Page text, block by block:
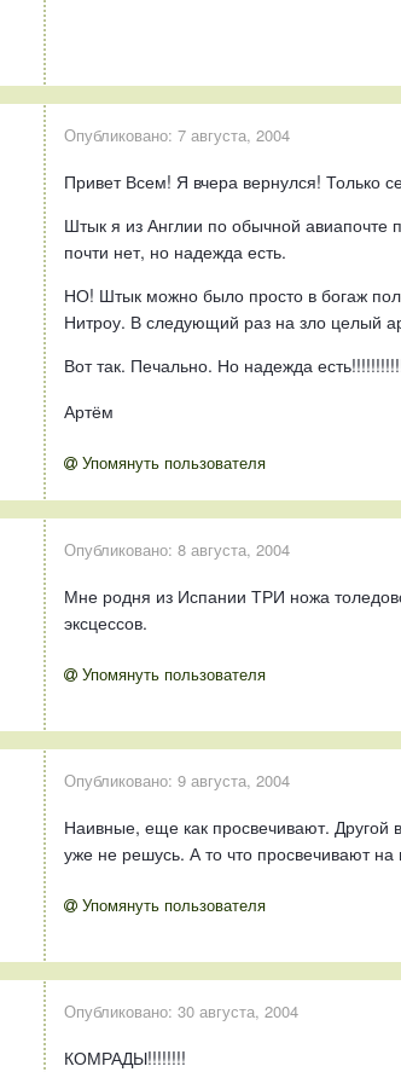
Опубликовано: 7 августа, 2004
Привет Всем! Я вчера вернулся! Только
Штык я из Англии по обычной авиапочте
почти нет, но надежда есть.
НО! Штык можно было просто в богаж
Нитроу. В следующий раз на зло целый
Вот так. Печально. Но надежда
Артём
Упомянуть пользователя
Опубликовано: 8 августа, 2004
Мне родня из Испании ТРИ ножа
эксцессов.
Упомянуть пользователя
Опубликовано: 9 августа, 2004
Наивные, еще как просвечивают. Другой
уже не решусь. А то что просвечивают
Упомянуть пользователя
Опубликовано: 30 августа, 2004
КОМРАДЫ!!!!!!!!